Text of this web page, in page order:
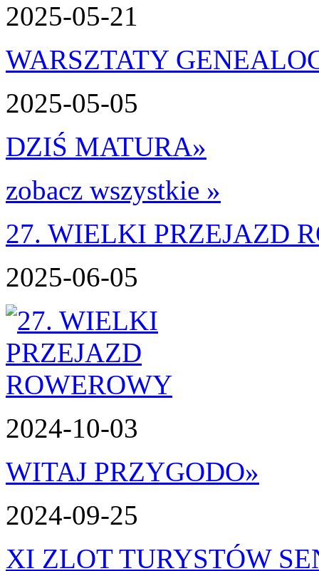
2025-05-21
WARSZTATY
2025-05-05
DZIŚ MATURA»
zobacz wszystkie »
27. WIELKI PRZEJAZD
2025-06-05
2024-10-03
WITAJ PRZYGODO»
2024-09-25
XI ZLOT TURYSTÓW